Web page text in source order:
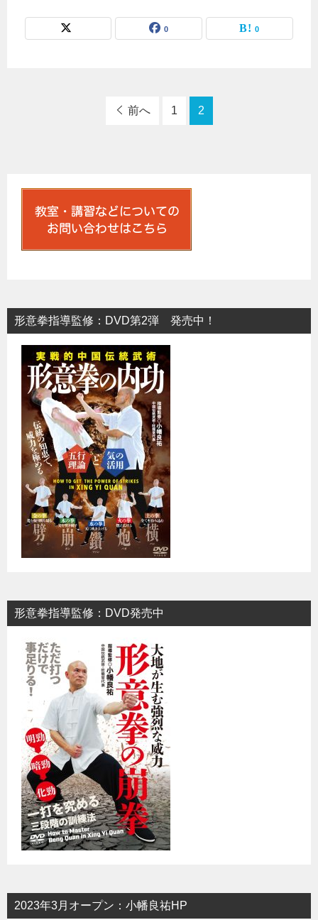
0 0
前へ 1 2
形意拳指導監修：DVD第2弾 発売中！
形意拳指導監修：DVD発売中
2023年3月オープン：小幡良祐HP